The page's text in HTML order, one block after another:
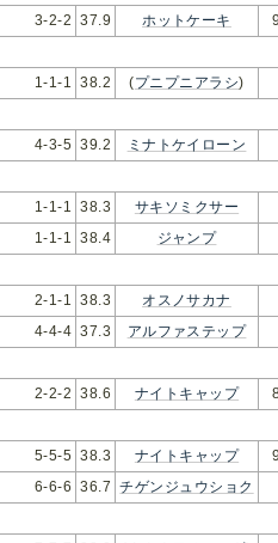
3-2-2 37.9 ホットケーキ
1-1-1 38.2 (プニプニアラシ)
4-3-5 39.2
ミナトケイローン
1-1-1 38.3
サキソミクサー
1-1-1 38.4
ジャンプ
2-1-1 38.3
オスノサカナ
4-4-4 37.3
アルファステップ
2-2-2 38.6 ナイトキャップ
5-5-5 38.3 ナイトキャップ
6-6-6 36.7 チゲンジュウショク